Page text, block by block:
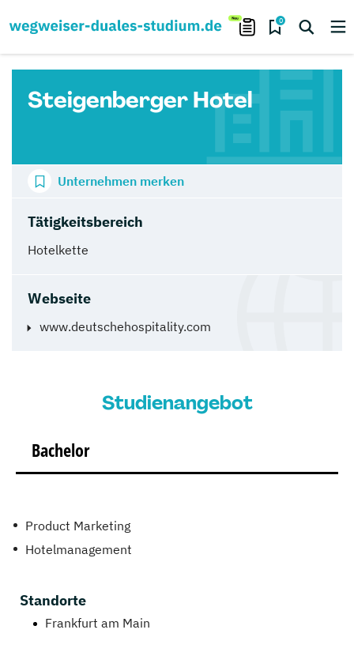
0
Steigenberger Hotel
Tätigkeitsbereich
Hotelkette
Webseite
www.deutschehospitality.com
Unternehmen merken
Studienangebot
Bachelor
Product Marketing
Hotelmanagement
Standorte
Frankfurt am Main